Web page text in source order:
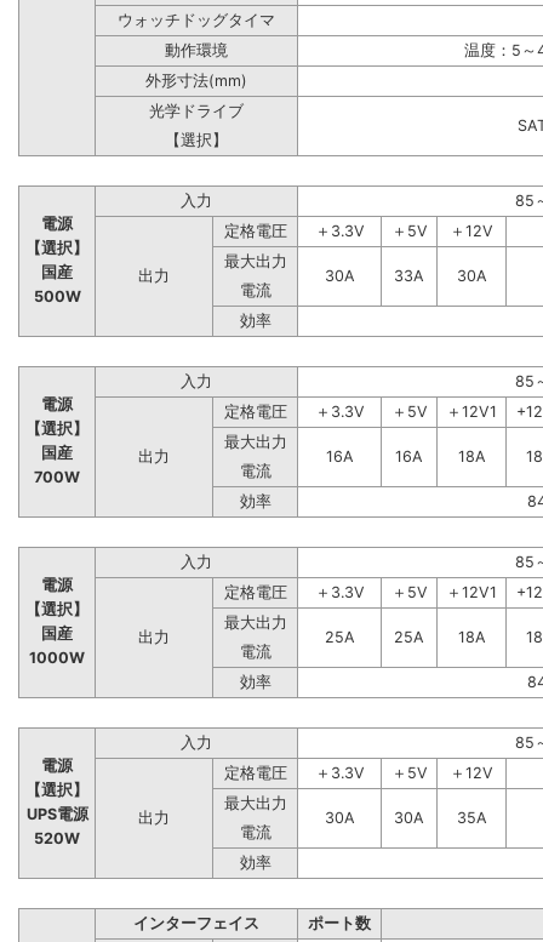
ウォッチドッグタイマ
動作環境
温度：5
外形寸法(mm)
光学ドライブ
【選択】
電源
【選択】
国産
500W
入力 85
出力
定格電圧 ＋3.3V ＋5V
＋12V
最大出力
30A
33A
30A
電流
効率
電源
【選択】
国産
700W
入力 85
出力
定格電圧 ＋3.3V ＋5V ＋12V1
最大出力
16A
16A 18A
電流
効率
電源
【選択】
国産
1000W
入力 85
出力
定格電圧 ＋3.3V ＋5V ＋12V1
最大出力
25A
25A 18A
電流
効率
電源
【選択】
UPS電源
520W
入力 85
出力
定格電圧 ＋3.3V ＋5V
＋12V
最大出力
30A
30A
35A
電流
効率
インターフェイス ポート数